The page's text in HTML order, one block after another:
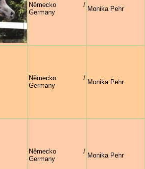
Německo /
Germany
Monika Pehr
Německo /
Germany
Monika Pehr
Německo /
Germany
Monika Pehr